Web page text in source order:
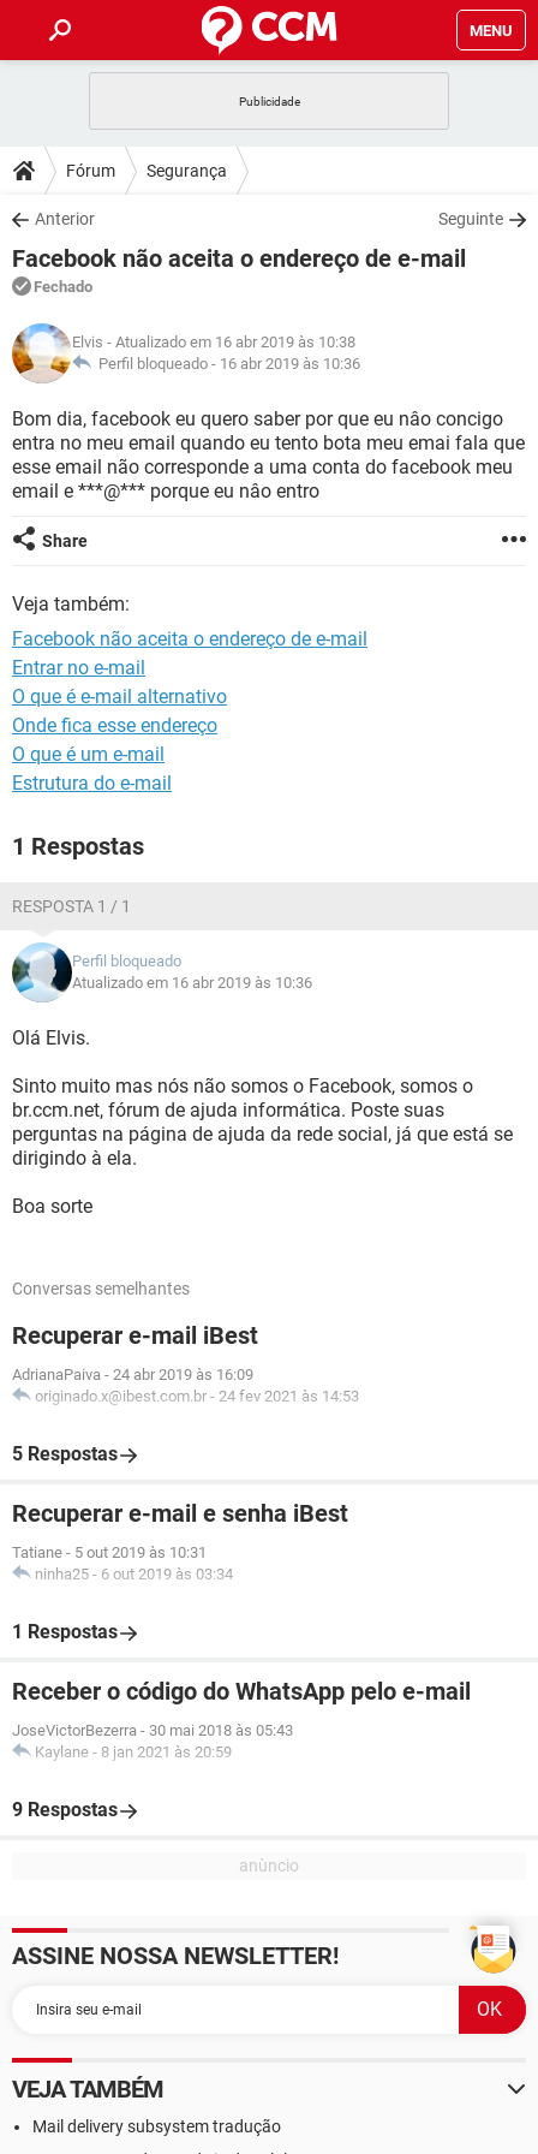
MENU
CELULAR
OUTLOOK
INSTAGRAM GMAIL
GUIA DE COMPRAS
DICAS
JOGOS
OUTLOOK
INSTAGRAM
GUIA DE COMPRAS
DOWNLOADS
JOGOS WHATSAPP
CELULAR
OUTLOOK EXCEL
INSTAGRAM
GUIA DE COMPRAS
FÓRUM
JOGOS
CELULAR FACEBOOK
INSTAGRAM GMAIL
GUIA DE COMPRAS
GLOSSÁRIO
JOGOS
CELULAR FACEBOOK
OUTLOOK EXCEL
GUIA DE COMPRAS
Fórum Segurança
Anterior Seguinte
Facebook não aceita o endereço de e-mail
Fechado
Elvis - Atualizado em 16 abr 2019 às 10:38
Perfil bloqueado - 16 abr 2019 às 10:36
Bom dia, facebook eu quero saber por que eu nâo concigo
entra no meu email quando eu tento bota meu emai fala que
esse email não corresponde a uma conta do facebook meu
email e ***@*** porque eu nâo entro
Share
Veja também:
Facebook não aceita o endereço de e-mail
Entrar no e-mail
O que é e-mail alternativo
Onde fica esse endereço
O que é um e-mail
Estrutura do e-mail
1 Respostas
RESPOSTA 1 / 1
Perfil bloqueado
Atualizado em 16 abr 2019 às 10:36
Olá Elvis.
Sinto muito mas nós não somos o Facebook, somos o
br.ccm.net, fórum de ajuda informática. Poste suas
perguntas na página de ajuda da rede social, já que está se
dirigindo à ela.
Boa sorte
Conversas semelhantes
Recuperar e-mail iBest
AdrianaPaiva - 24 abr 2019 às 16:09
originado.x@ibest.com.br - 24 fev 2021 às 14:53
5 Respostas
Recuperar e-mail e senha iBest
Tatiane - 5 out 2019 às 10:31
ninha25 - 6 out 2019 às 03:34
1 Respostas
Receber o código do WhatsApp pelo e-mail
JoseVictorBezerra - 30 mai 2018 às 05:43
Kaylane - 8 jan 2021 às 20:59
9 Respostas
ASSINE NOSSA NEWSLETTER!
VEJA TAMBÉM
Mail delivery subsystem tradução